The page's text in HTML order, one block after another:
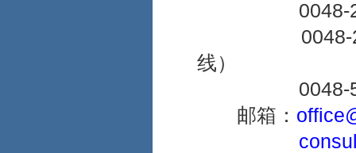
0048-22-
0048-22-
线）
0048-
邮箱：